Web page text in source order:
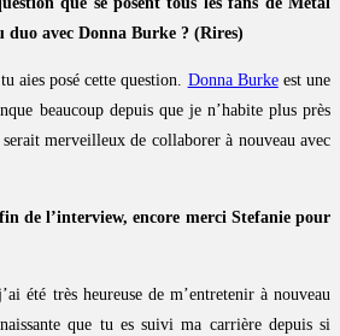
duo avec Donna Burke ? (Rires)
aies posé cette question. Donna Burkeest une
beaucoup depuis que je n’habite plus près
merveilleux de collaborer à nouveau avec
de l’interview, encore merci Stefanie pour
été très heureuse de m’entretenir à nouveau
que tu es suivi ma carrière depuis si